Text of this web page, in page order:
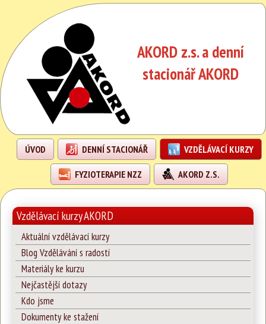
AKORD z.s. a denní
stacionář AKORD
ÚVOD DENNÍ STACIONÁŘ VZDĚLÁVACÍ KURZY
FYZIOTERAPIE NZZ AKORD Z.S.
Vzdělávací kurzy AKORD
Aktuální vzdělávací kurzy
Blog Vzdělávání s radostí
Materiály ke kurzu
Nejčastější dotazy
Kdo jsme
Dokumenty ke stažení